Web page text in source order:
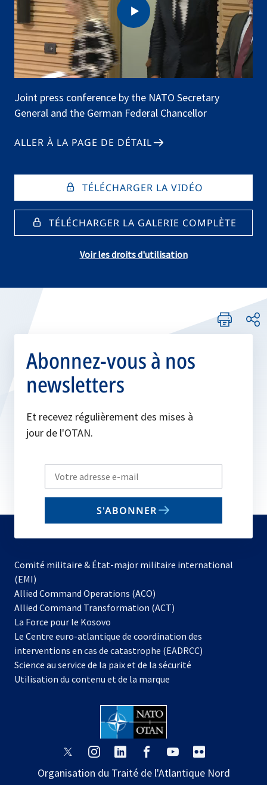
Joint press conference by the NATO Secretary
General and the German Federal Chancellor
ALLER À LA PAGE DE DÉTAIL
TÉLÉCHARGER LA VIDÉO
TÉLÉCHARGER LA GALERIE COMPLÈTE
Voir les droits d'utilisation
Abonnez-vous à nos
newsletters
Et recevez régulièrement des mises à
jour de l'OTAN.
Write
your
email
S'ABONNER
Comité militaire & État-major militaire international
(EMI)
Allied Command Operations (ACO)
dans
nouvel
onglet
Allied Command Transformation (ACT)
La Force pour le Kosovo
dans
un
nouvel
onglet
Le Centre euro-atlantique de coordination des
interventions en cas de catastrophe (EADRCC)
Science au service de la paix et de la sécurité
Utilisation du contenu et de la marque
s’ouvre
un
s’ouvre
un
s’ouvre
un
s’ouvre
un
s’ouvre
un
un
Organisation du Traité de l'Atlantique Nord